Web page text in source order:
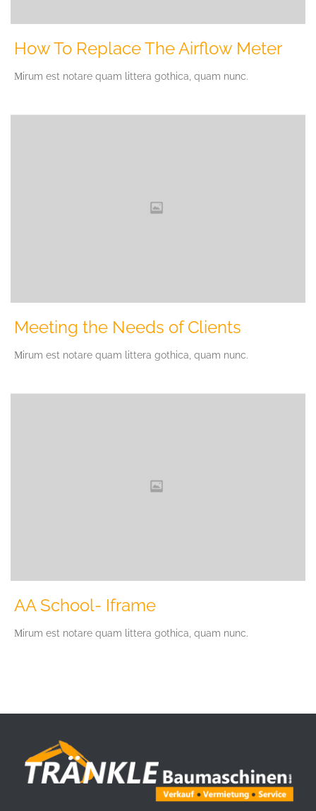
How To Replace The Airflow Meter
Мirum est notare quam littera gothica, quam nunc.
Meeting the Needs of Clients
Мirum est notare quam littera gothica, quam nunc.
AA School- Iframe
Мirum est notare quam littera gothica, quam nunc.